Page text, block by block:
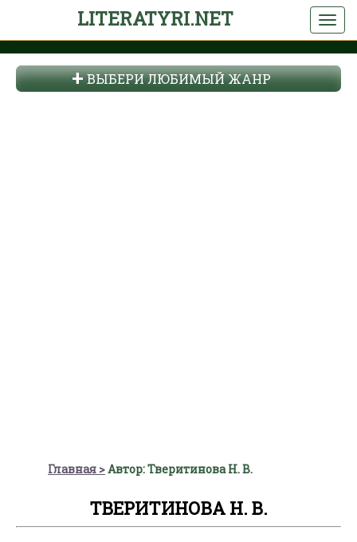
LITERATYRI.NET
ВЫБЕРИ ЛЮБИМЫЙ ЖАНР
Главная Автор: Тверитинова Н. В.
ТВЕРИТИНОВА Н. В.